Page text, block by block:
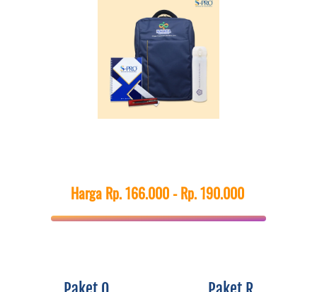
Harga Rp. 166.000 - Rp. 190.000